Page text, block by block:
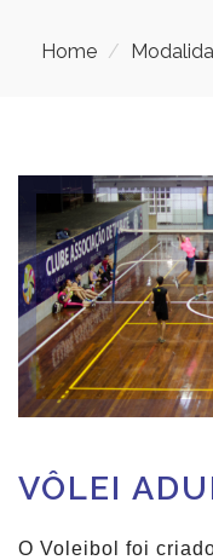
Home
VÔLEI
O Voleibol
foi